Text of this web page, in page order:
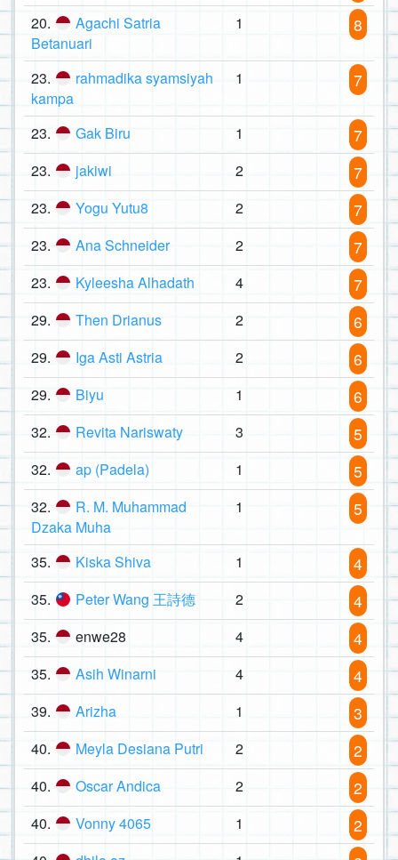
20.
Agachi Satria
Betanuari
1 8
23.
rahmadika syamsiyah
kampa
1 7
23. Gak Biru 1 7
23. jakiwi 2 7
23. Yogu Yutu8 2 7
23. Ana Schneider 2 7
23. Kyleesha Alhadath 4 7
29. Then Drianus 2 6
29. Iga Asti Astria 2 6
29. Biyu 1 6
32. Revita Nariswaty 3 5
32. ap (Padela) 1 5
32.
R. M. Muhammad
Dzaka Muha
1 5
35. Kiska Shiva 1 4
35. Peter Wang 王詩德 2 4
35. enwe28 4 4
35. Asih Winarni 4 4
39. Arizha 1 3
40. Meyla Desiana Putri 2 2
40. Oscar Andica 2 2
40. Vonny 4065 1 2